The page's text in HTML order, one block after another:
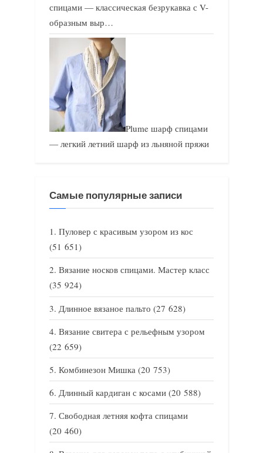
спицами — классическая безрукавка с V-
образным выр…
Plume шарф спицами
— легкий летний шарф из льняной пряжи
Самые популярные записи
Пуловер с красивым узором из кос
(51 651)
Вязание носков спицами. Мастер класс
(35 924)
Длинное вязаное пальто (27 628)
Вязание свитера с рельефным узором
(22 659)
Комбинезон Мишка (20 753)
Длинный кардиган с косами (20 588)
Свободная летняя кофта спицами
(20 460)